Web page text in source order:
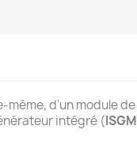
même, d'un module
intégré (ISGM